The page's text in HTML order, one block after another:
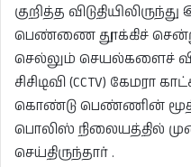
குறித்த
பெண்ணை தூக்கிச்
செல்லும் செயல்களைச்
சிசிடிவி (CCTV)
கொண்டு பெண்ணின்
பொலிஸ் நிலையத்தில்
செய்திருந்தார் .